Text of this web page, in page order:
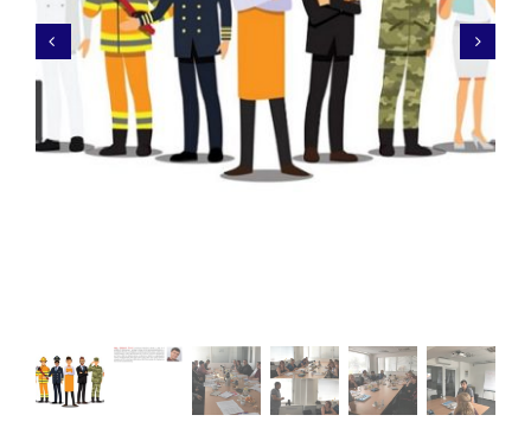
O nás
Kontakty
 